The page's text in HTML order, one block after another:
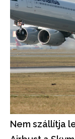
Nem szállítja